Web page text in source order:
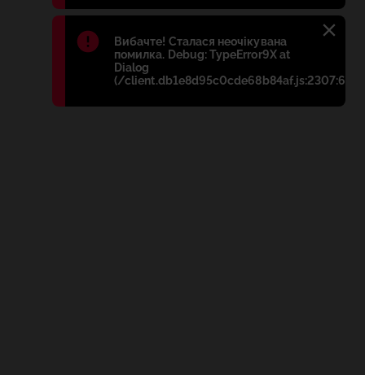
Błąd:
Вибачте! Сталася неочікувана
помилка. Debug: TypeError9X at
Dialog
(/client.db1e8d95c0cde68b84af.js:2307:698)